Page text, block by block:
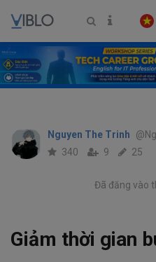
Nguyen The Trinh
340 9 25
Đã đăng vào
Giảm thời gian